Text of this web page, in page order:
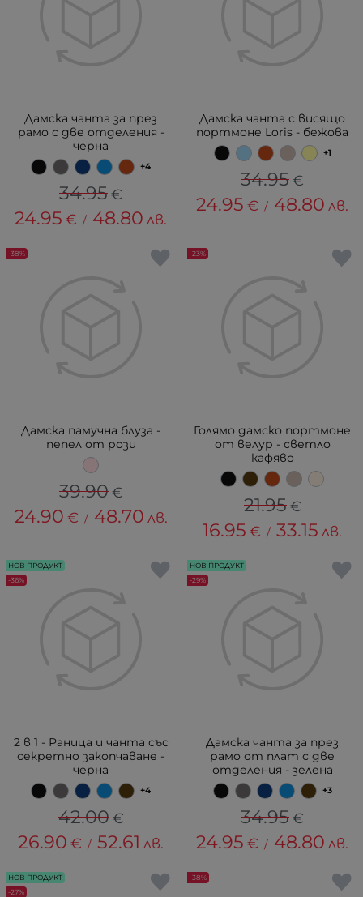
Дамска чанта за през
рамо с две отделения -
черна
+4
34.95€
24.95 € / 48.80 лв.
Дамска чанта с висящо
портмоне Loris - бежова
+1
34.95€
24.95 € / 48.80 лв.
Дамска памучна блуза -
пепел от рози
39.90 €
24.90 € / 48.70 лв.
-38%
Голямо дамско портмоне
от велур - светло
кафяво
21.95 €
16.95 € / 33.15 лв.
-23%
2 в 1 - Раница и чанта със
секретно закопчаване -
черна
+4
42.00 €
26.90 € / 52.61 лв.
НОВ ПРОДУКТ
-36%
Дамска чанта за през
рамо от плат с две
отделения - зелена
+3
34.95€
24.95 € / 48.80 лв.
НОВ ПРОДУКТ
-29%
НОВ ПРОДУКТ
-27%
-38%